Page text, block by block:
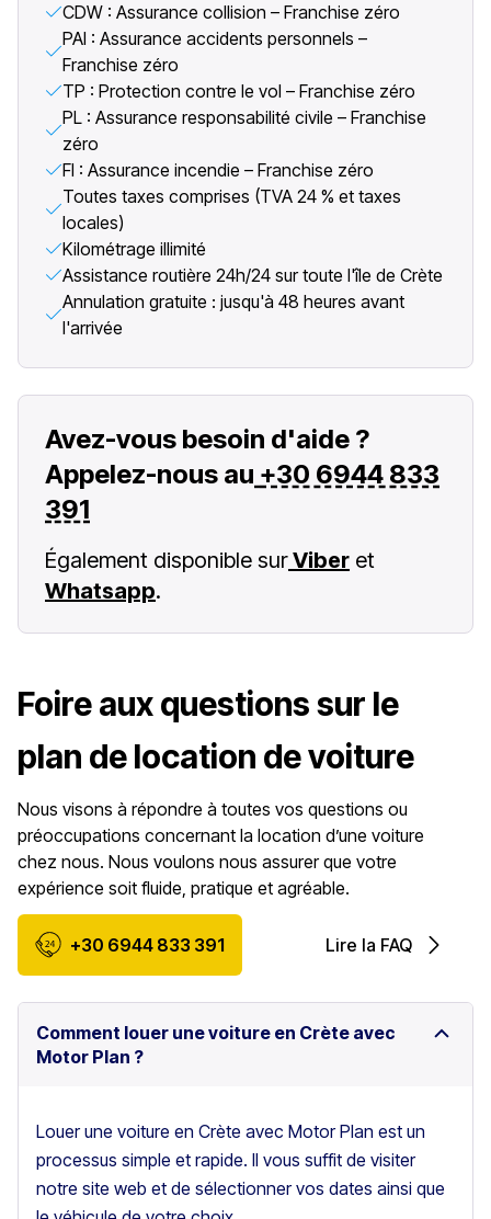
CDW : Assurance collision – Franchise zéro
PAI : Assurance accidents personnels –
Franchise zéro
TP : Protection contre le vol – Franchise zéro
PL : Assurance responsabilité civile – Franchise
zéro
FI : Assurance incendie – Franchise zéro
Toutes taxes comprises (TVA 24 % et taxes
locales)
Kilométrage illimité
Assistance routière 24h/24 sur toute l'île de Crète
Annulation gratuite : jusqu'à 48 heures avant
l'arrivée
Avez-vous besoin d'aide ?
Appelez-nous au +30 6944 833
391
Également disponible surViber et
Whatsapp.
Foire aux questions sur le
plan de location de voiture
Nous visons à répondre à toutes vos questions ou
préoccupations concernant la location d’une voiture
chez nous. Nous voulons nous assurer que votre
expérience soit fluide, pratique et agréable.
+30 6944 833 391 Lire la FAQ
Comment louer une voiture en Crète avec
Motor Plan ?
Louer une voiture en Crète avec Motor Plan est un
processus simple et rapide. Il vous suffit de visiter
notre site web et de sélectionner vos dates ainsi que